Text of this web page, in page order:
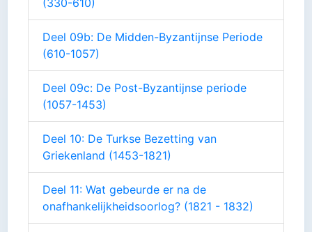
Deel 09b: De Midden-Byzantijnse Periode
(610-1057)
Deel 09c: De Post-Byzantijnse periode
(1057-1453)
Deel 10: De Turkse Bezetting van
Griekenland (1453-1821)
Deel 11: Wat gebeurde er na de
onafhankelijkheidsoorlog? (1821 - 1832)